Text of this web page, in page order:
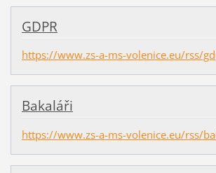
GDPR
https://www.zs-a-ms-volenice.eu/rss/
Bakaláři
https://www.zs-a-ms-volenice.eu/rss/